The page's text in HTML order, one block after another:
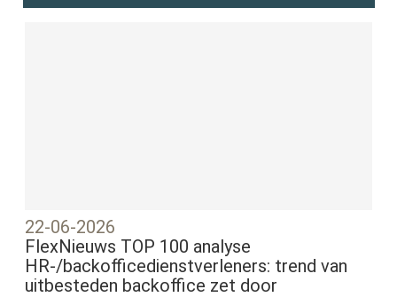
22-06-2026
FlexNieuws TOP 100 analyse
HR-/backofficedienstverleners: trend van
uitbesteden backoffice zet door